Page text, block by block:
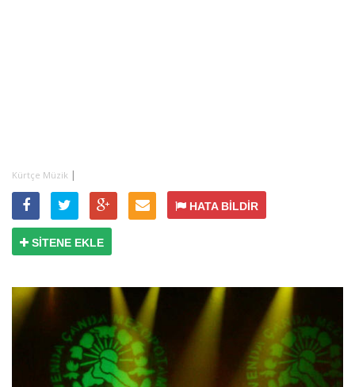
Kürtçe Müzik |
HATA BİLDİR
SİTENE EKLE